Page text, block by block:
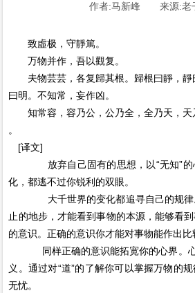
作者:马新峰 来源:老
致虛极，守靜篤。
万物并作，吾以觀复。
夫物芸芸，各复歸其根。歸根曰靜，靜
曰明。不知常，妄作凶。
知常容，容乃公，公乃全，全乃天，天
。
[译文]
放弃自己固有的思想，以“无知”的
化，都逃不过你锐利的双眼。
大千世界的变化都追寻自己的规律
止的地步，才能看到事物的本源，能够看
的意识。正确的意识你才能对事物能作出比
同样正确的意识能拓宽你的心界。心
义。通过对“道”的了解你可以掌握万物的
无忧。